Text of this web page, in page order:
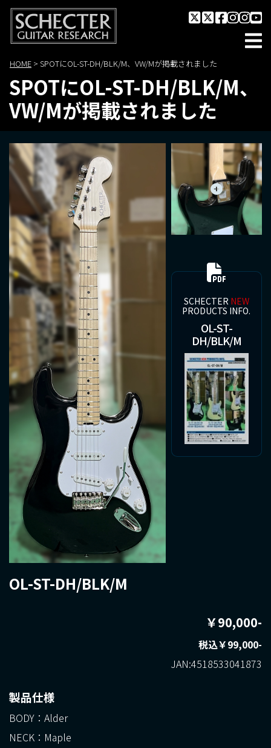
HOME > SPOTにOL-ST-DH/BLK/M、VW/Mが掲載されました
SPOTにOL-ST-DH/BLK/M、
VW/Mが掲載されました
SCHECTER NEW
PRODUCTS INFO.
OL-ST-
DH/BLK/M
OL-ST-DH/BLK/M
￥90,000-
税込￥99,000-
JAN:4518533041873
製品仕様
BODY：Alder
NECK：Maple